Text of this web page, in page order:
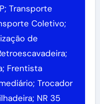
Transporte
Coletivo;
de
Frentista
Trocador
NR 35